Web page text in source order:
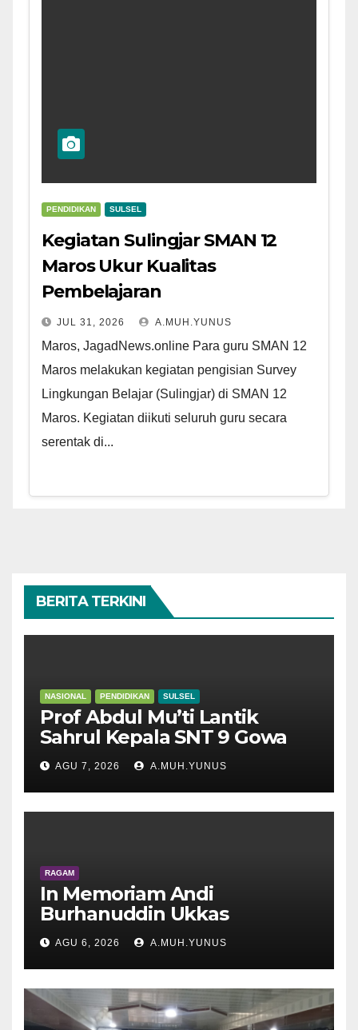
PENDIDIKAN SULSEL
Kegiatan Sulingjar SMAN 12
Maros Ukur Kualitas
Pembelajaran
JUL 31, 2026 A.MUH.YUNUS
Maros, JagadNews.online Para guru SMAN 12
Maros melakukan kegiatan pengisian Survey
Lingkungan Belajar (Sulingjar) di SMAN 12
Maros. Kegiatan diikuti seluruh guru secara
serentak di...
BERITA TERKINI
NASIONAL PENDIDIKAN SULSEL
Prof Abdul Mu’ti Lantik
Sahrul Kepala SNT 9 Gowa
AGU 7, 2026 A.MUH.YUNUS
RAGAM
In Memoriam Andi
Burhanuddin Ukkas
AGU 6, 2026 A.MUH.YUNUS